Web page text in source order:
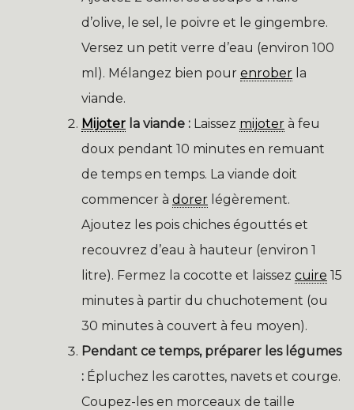
d’olive, le sel, le poivre et le gingembre.
Versez un petit verre d’eau (environ 100
ml). Mélangez bien pour enrober la
viande.
Mijoter la viande : Laissez mijoter à feu
doux pendant 10 minutes en remuant
de temps en temps. La viande doit
commencer à dorer légèrement.
Ajoutez les pois chiches égouttés et
recouvrez d’eau à hauteur (environ 1
litre). Fermez la cocotte et laissez cuire 15
minutes à partir du chuchotement (ou
30 minutes à couvert à feu moyen).
Pendant ce temps, préparer les légumes
: Épluchez les carottes, navets et courge.
Coupez-les en morceaux de taille